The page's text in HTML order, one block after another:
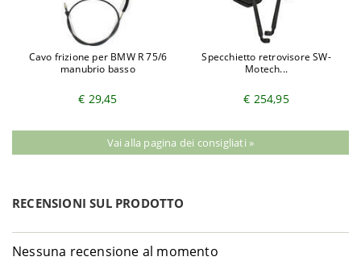
Cavo frizione per BMW R 75/6
manubrio basso
€ 29,45
Specchietto retrovisore SW-
Motech...
€ 254,95
Vai alla pagina dei consigliati »
RECENSIONI SUL PRODOTTO
Nessuna recensione al momento